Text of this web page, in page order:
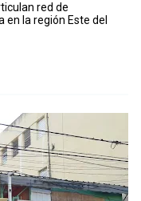
red de
la región Este del